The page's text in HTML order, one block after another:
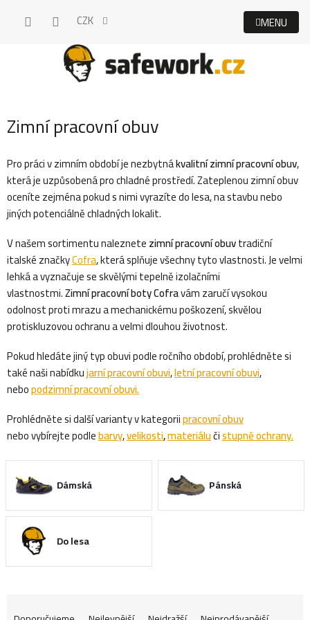
CZK
Zimní pracovní obuv
Pro práci v zimním období je nezbytnákvalitní zimní pracovní obuv,
která je uzpůsobená pro chladné prostředí. Zateplenou zimní obuv
oceníte zejména pokud s nimi vyrazíte do lesa, na stavbu nebo
jiných potenciálně chladných lokalit.
V našem sortimentu naleznetezimní pracovní obuvtradiční
italské značkyCofra, která splňuje všechny tyto vlastnosti. Je velmi
lehká a vyznačuje se skvělými tepelně izolačními
vlastnostmi.Zimní pracovní boty Cofravám zaručí vysokou
odolnost proti mrazu a mechanickému poškození, skvělou
protiskluzovou ochranu a velmi dlouhou životnost.
Pokud hledáte jiný typ obuvi podle ročního období, prohlédněte si
také naši nabídkujarní pracovní obuvi,letní pracovní obuvi,
nebopodzimní pracovní obuvi.
Prohlédněte si další varianty v kategoriipracovní obuv
nebo vybírejte podlebarvy,velikosti,materiálučistupně ochrany.
Dámská Pánská
Do lesa